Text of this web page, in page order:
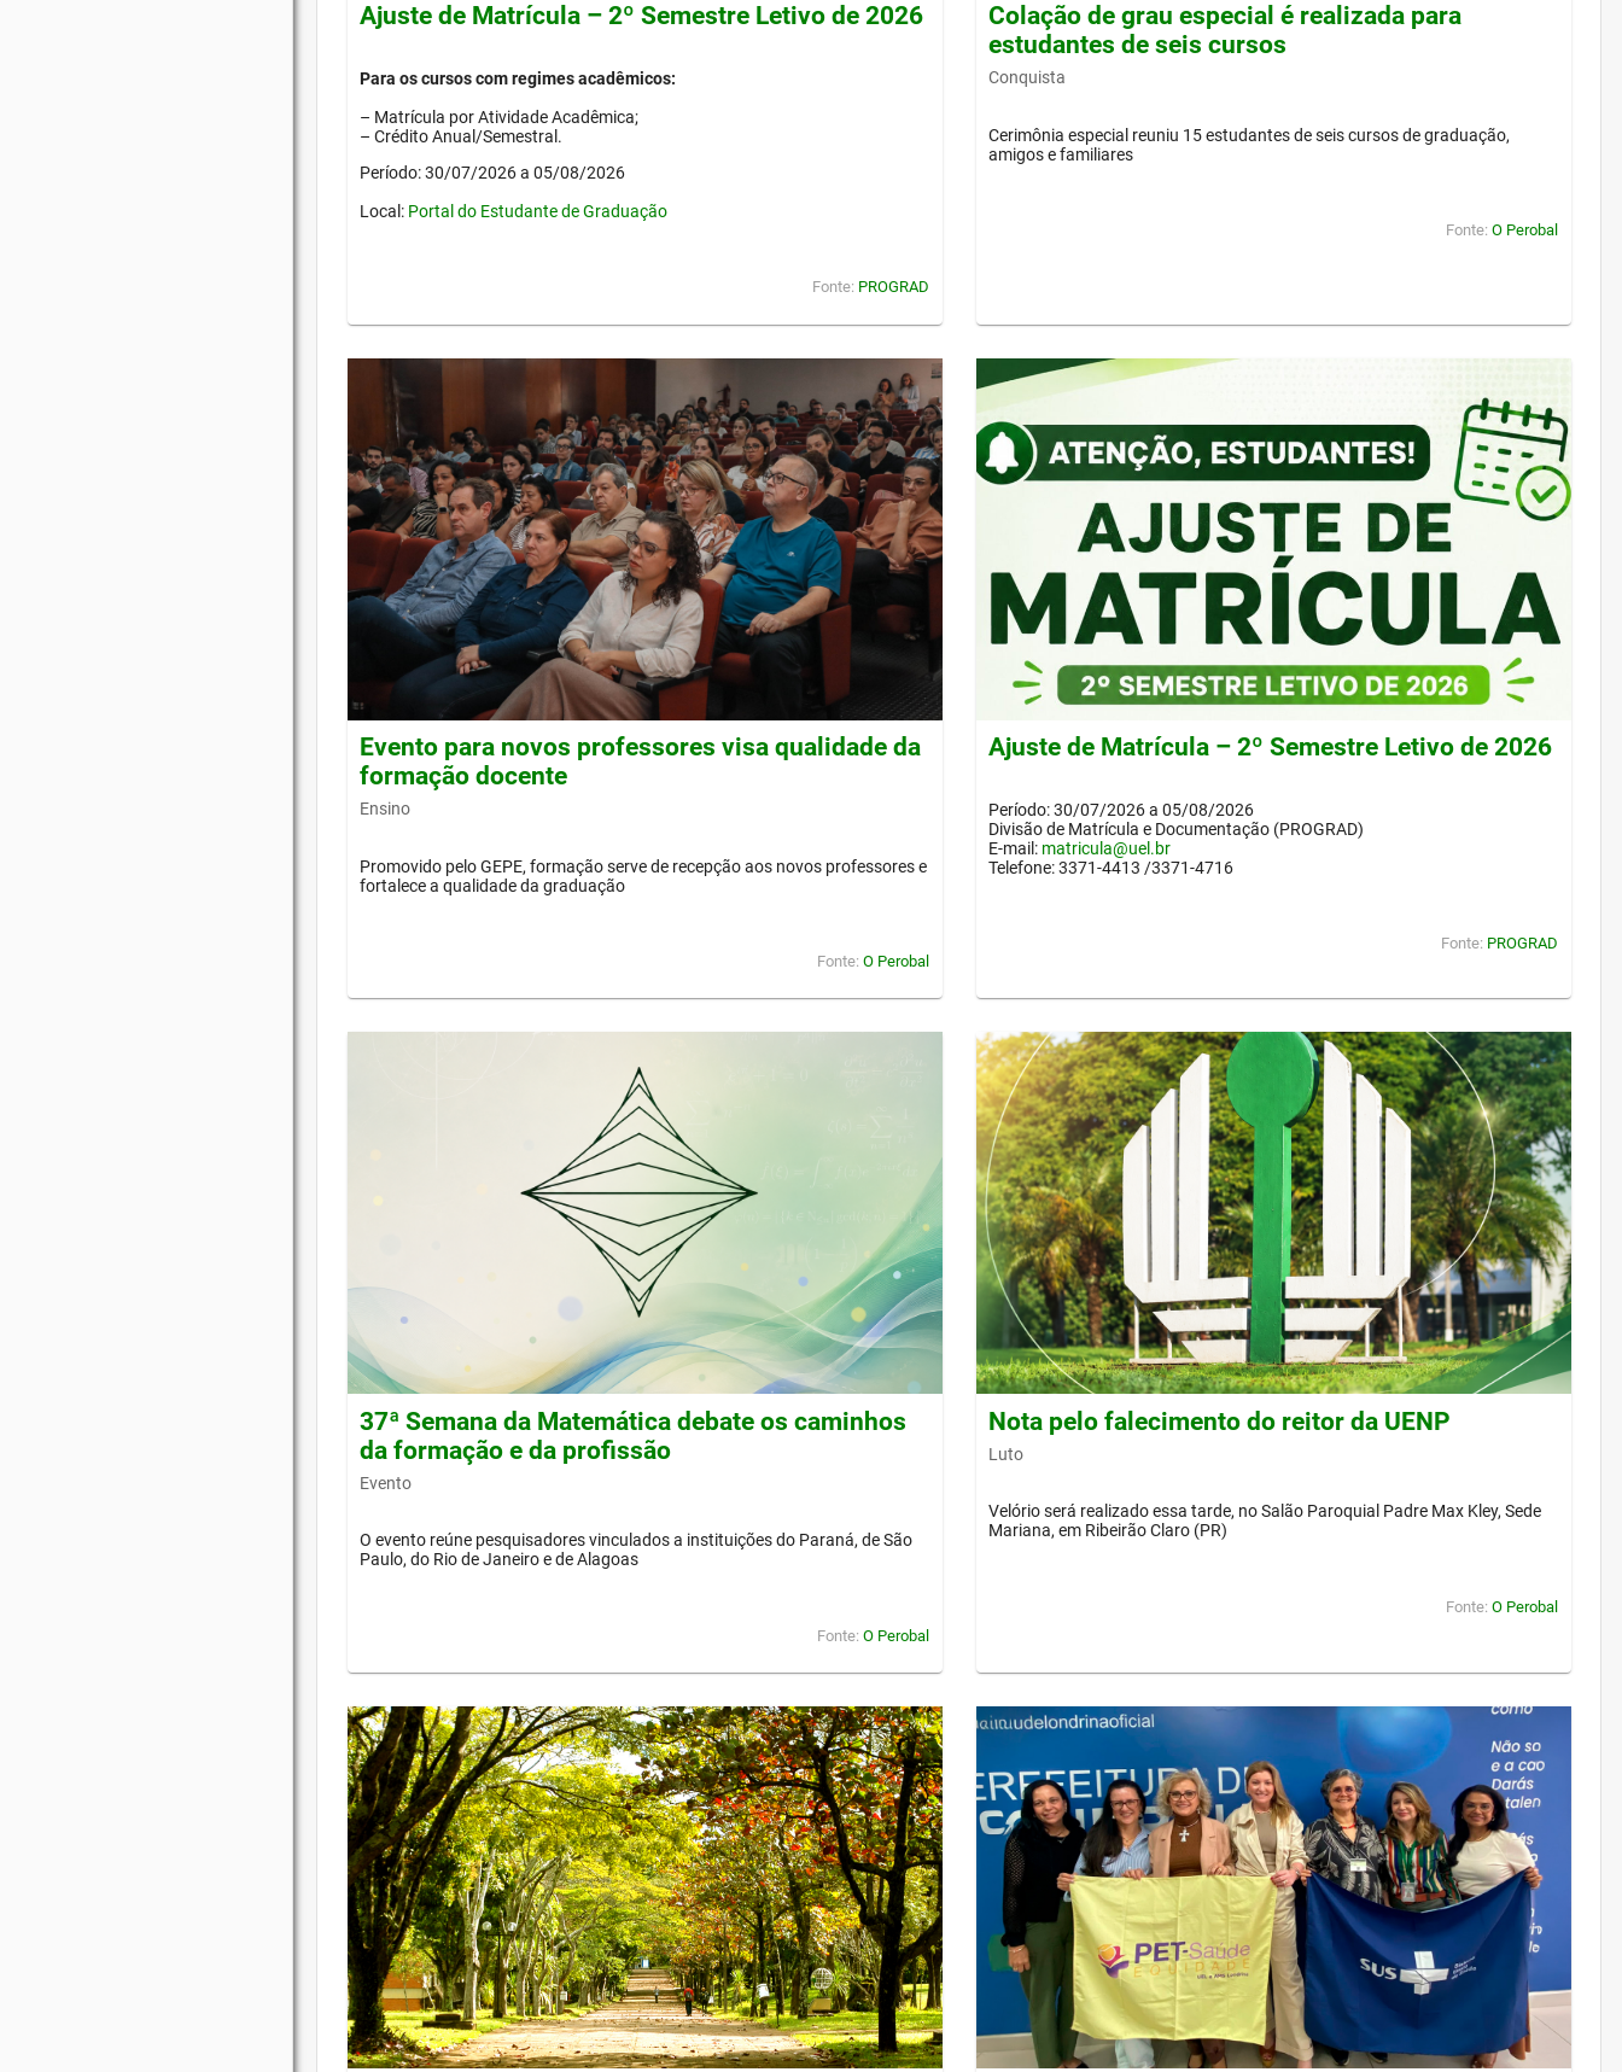
Ajuste de Matrícula – 2º Semestre Letivo de 2026
Para os cursos com regimes acadêmicos:
– Matrícula por Atividade Acadêmica;
– Crédito Anual/Semestral.
Período: 30/07/2026 a 05/08/2026
Local: Portal do Estudante de Graduação
Fonte: PROGRAD
Colação de grau especial é realizada para
estudantes de seis cursos
Conquista
Cerimônia especial reuniu 15 estudantes de seis cursos de graduação,
amigos e familiares
Fonte: O Perobal
Evento para novos professores visa qualidade da
formação docente
Ensino
Promovido pelo GEPE, formação serve de recepção aos novos professores e
fortalece a qualidade da graduação
Fonte: O Perobal
Ajuste de Matrícula – 2º Semestre Letivo de 2026
Período: 30/07/2026 a 05/08/2026
Divisão de Matrícula e Documentação (PROGRAD)
E-mail: matricula@uel.br
Telefone: 3371-4413 /3371-4716
Fonte: PROGRAD
37ª Semana da Matemática debate os caminhos
da formação e da profissão
Evento
O evento reúne pesquisadores vinculados a instituições do Paraná, de São
Paulo, do Rio de Janeiro e de Alagoas
Fonte: O Perobal
Nota pelo falecimento do reitor da UENP
Luto
Velório será realizado essa tarde, no Salão Paroquial Padre Max Kley, Sede
Mariana, em Ribeirão Claro (PR)
Fonte: O Perobal